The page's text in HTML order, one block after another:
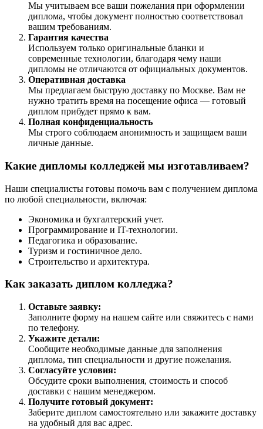
Мы учитываем все ваши пожелания при оформлении
диплома, чтобы документ полностью соответствовал
вашим требованиям.
Гарантия качества
Используем только оригинальные бланки и
современные технологии, благодаря чему наши
дипломы не отличаются от официальных документов.
Оперативная доставка
Мы предлагаем быструю доставку по Москве. Вам не
нужно тратить время на посещение офиса — готовый
диплом прибудет прямо к вам.
Полная конфиденциальность
Мы строго соблюдаем анонимность и защищаем ваши
личные данные.
Какие дипломы колледжей мы изготавливаем?
Наши специалисты готовы помочь вам с получением диплома
по любой специальности, включая:
Экономика и бухгалтерский учет.
Программирование и IT-технологии.
Педагогика и образование.
Туризм и гостиничное дело.
Строительство и архитектура.
Как заказать диплом колледжа?
Оставьте заявку:
Заполните форму на нашем сайте или свяжитесь с нами
по телефону.
Укажите детали:
Сообщите необходимые данные для заполнения
диплома, тип специальности и другие пожелания.
Согласуйте условия:
Обсудите сроки выполнения, стоимость и способ
доставки с нашим менеджером.
Получите готовый документ:
Заберите диплом самостоятельно или закажите доставку
на удобный для вас адрес.